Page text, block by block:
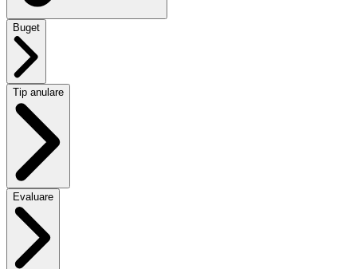
Buget
Tip anulare
Evaluare